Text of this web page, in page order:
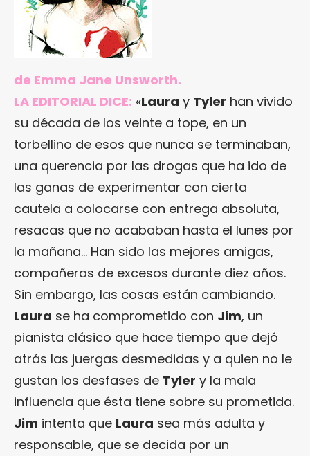
de Emma Jane Unsworth.
LA EDITORIAL DICE: «Laura y Tyler han vivido
su década de los veinte a tope, en un
torbellino de esos que nunca se terminaban,
una querencia por las drogas que ha ido de
las ganas de experimentar con cierta
cautela a colocarse con entrega absoluta,
resacas que no acababan hasta el lunes por
la mañana… Han sido las mejores amigas,
compañeras de excesos durante diez años.
Sin embargo, las cosas están cambiando.
Laura se ha comprometido con Jim, un
pianista clásico que hace tiempo que dejó
atrás las juergas desmedidas y a quien no le
gustan los desfases de Tyler y la mala
influencia que ésta tiene sobre su prometida.
Jim intenta que Laura sea más adulta y
responsable, que se decida por un